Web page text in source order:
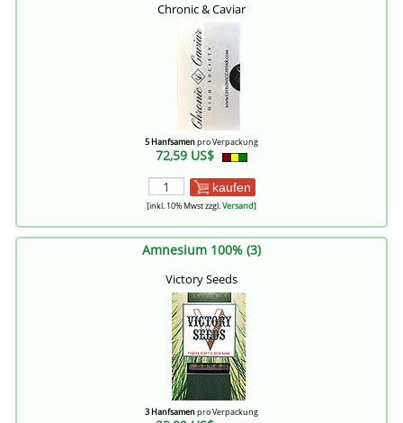
Chronic & Caviar
5 Hanfsamenpro Verpackung
72,59 US$
kaufen
[inkl. 10% Mwst zzgl.Versand]
Amnesium 100% (3)
Victory Seeds
3 Hanfsamenpro Verpackung